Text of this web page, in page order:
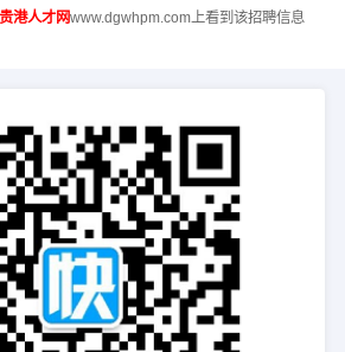
港人才网www.dgwhpm.com上看到该招聘信息